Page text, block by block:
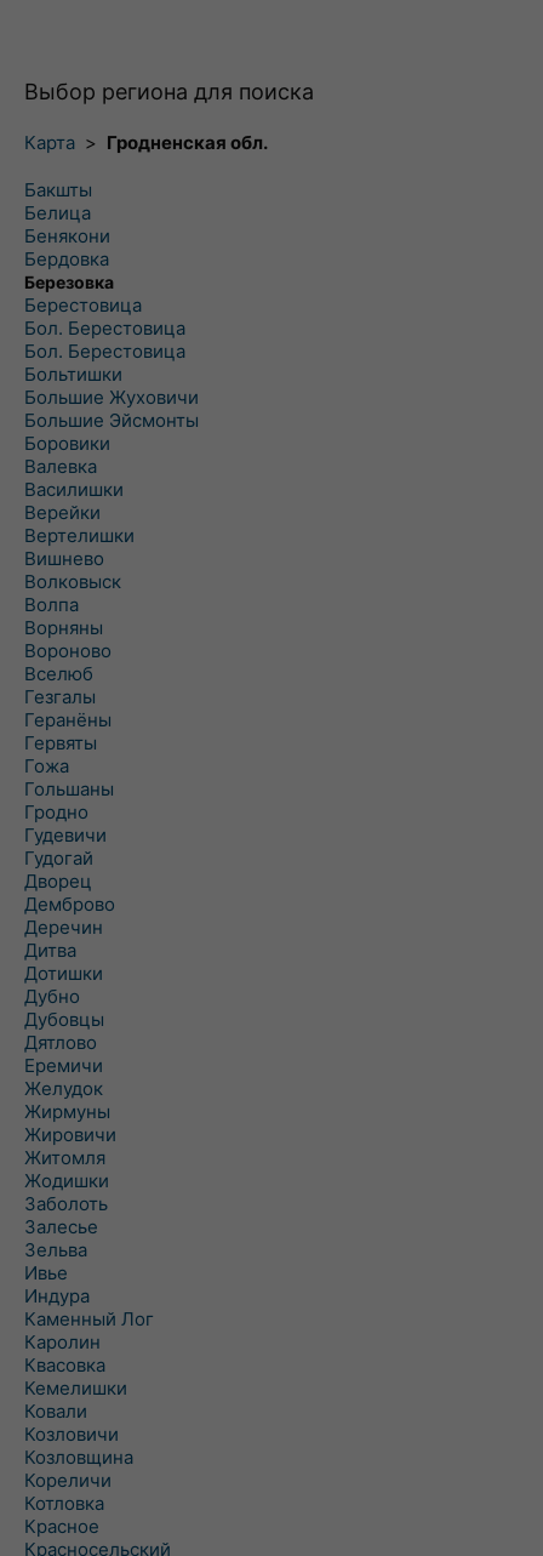
Выбор региона для поиска
Карта > Гродненская обл.
Бакшты
Белица
Бенякони
Бердовка
Березовка
Берестовица
Бол. Берестовица
Бол. Берестовица
Больтишки
Большие Жуховичи
Большие Эйсмонты
Боровики
Валевка
Василишки
Верейки
Вертелишки
Вишнево
Волковыск
Волпа
Ворняны
Вороново
Вселюб
Гезгалы
Геранёны
Гервяты
Гожа
Гольшаны
Гродно
Гудевичи
Гудогай
Дворец
Демброво
Деречин
Дитва
Дотишки
Дубно
Дубовцы
Дятлово
Еремичи
Желудок
Жирмуны
Жировичи
Житомля
Жодишки
Заболоть
Залесье
Зельва
Ивье
Индура
Каменный Лог
Каролин
Квасовка
Кемелишки
Ковали
Козловичи
Козловщина
Кореличи
Котловка
Красное
Красносельский